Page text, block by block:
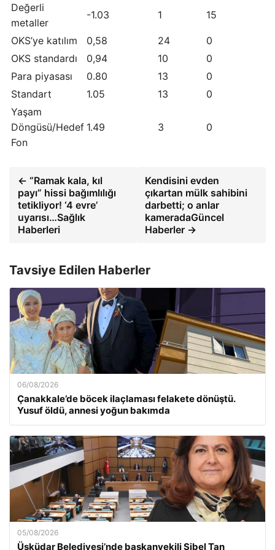
Değerli
metaller
-1.03 1 15
OKS’ye katılım 0,58 24
0
OKS standardı
0,94 10
0
Para piyasası
0.80 13
0
Standart
1.05 13
0
Yaşam
Döngüsü/Hedef
Fon
1.49 3 0
← “Ramak kala, kıl
payı” hissi bağımlılığı
tetikliyor! ‘4 evre’
uyarısı…Sağlık
Haberleri
Kendisini evden
çıkartan mülk sahibini
darbetti; o anlar
kameradaGüncel
Haberler →
Tavsiye Edilen Haberler
06/08/2026
Çanakkale’de böcek ilaçlaması felakete dönüştü.
Yusuf öldü, annesi yoğun bakımda
05/08/2026
Üsküdar Belediyesi’nde başkanvekili Sibel Tan